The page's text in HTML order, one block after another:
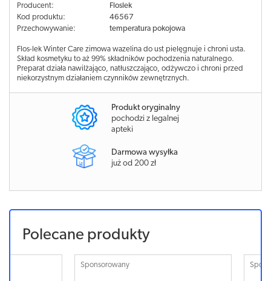
Producent:
Floslek
Kod produktu:
46567
Przechowywanie:
temperatura pokojowa
Flos-lek Winter Care zimowa wazelina do ust pielęgnuje i chroni usta.
Skład kosmetyku to aż 99% składników pochodzenia naturalnego.
Preparat działa nawilżająco, natłuszczająco, odżywczo i chroni przed
niekorzystnym działaniem czynników zewnętrznych.
Produkt oryginalny
pochodzi z legalnej
apteki
Darmowa wysyłka
już od 200 zł
Polecane produkty
Sponsorowany